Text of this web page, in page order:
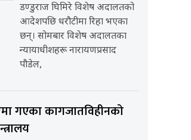
डण्डुराज घिमिरे विशेष अदालतको
आदेशपछि धरौटीमा रिहा भएका
छन्। सोमबार विशेष अदालतका
न्यायाधीशहरू नारायणप्रसाद
पौडेल,
गएका कागजातविहीनको